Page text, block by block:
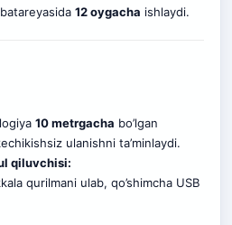
12 oygacha ishlaydi.
10 metrgacha bo’lgan
ulanishni ta’minlaydi.
qiluvchisi:
qurilmani ulab, qo’shimcha USB